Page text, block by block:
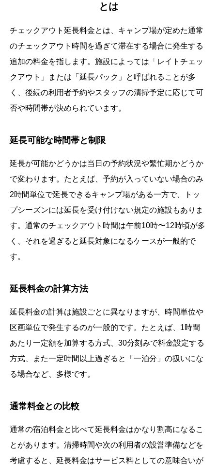
とは
チェックアウト延長料金とは、キャンプ場が定めた通常
のチェックアウト時間を過ぎて滞在する場合に発生する
追加の料金を指します。施設によっては「レイトチェッ
クアウト」または「延長パック」と呼ばれることが多
く、後続の利用者予約やスタッフの清掃予定に応じて可
否や時間帯が決められています。
延長可能な時間帯と制限
延長が可能かどうかは当日の予約状況や繁忙期かどうか
で変わります。たとえば、予約が入っていない場合のみ
2時間単位で延長できるキャンプ場がある一方で、トッ
プシーズンには延長を受け付けない規定の施設もありま
す。通常のチェックアウト時間は午前10時〜12時頃が多
く、それを過ぎると延長対象になるケースが一般的で
す。
延長料金の計算方法
延長料金の計算は施設ごとに異なりますが、時間単位や
区画単位で発生するのが一般的です。たとえば、1時間
あたり一定額を加算する方式、30分刻みで料金設定する
方式、また一定時間以上過ぎると「一泊分」の扱いにな
る場合など、多様です。
通常料金との比較
通常の宿泊料金と比べて延長料金はかなり割高になるこ
とがあります。清掃時間や次の利用者の設営準備などを
考慮すると、延長料金はサービス料としての意味合いが